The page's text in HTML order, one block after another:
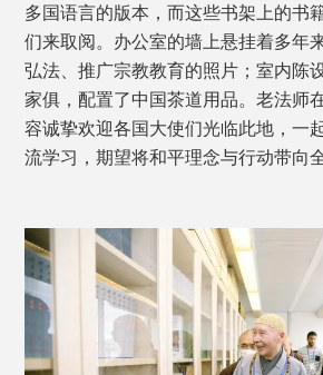
多国语言的版本，而这些书架上的书
们来取阅。办公室的墙上悬挂着多年
弘法、推广宗教教育的照片；室内陈
家俱，配置了中国茶道用品。老法师
容诚挚欢迎各国大使们光临此地，一
流学习，期望将和平理念与行动带向